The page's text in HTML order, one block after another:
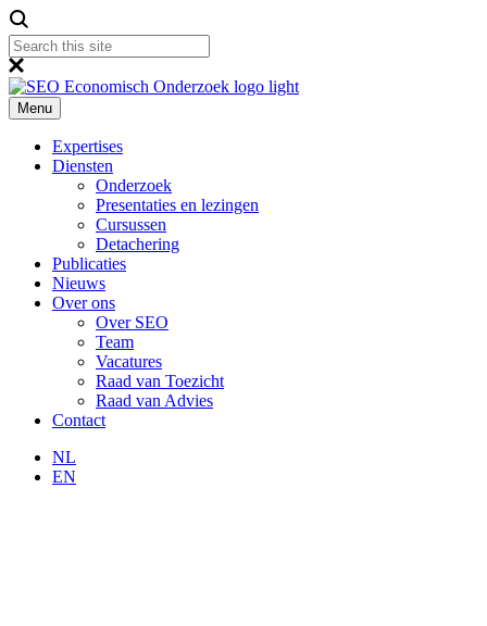
Menu
Expertises
Diensten
Onderzoek
Presentaties en lezingen
Cursussen
Detachering
Publicaties
Nieuws
Over ons
Over SEO
Team
Vacatures
Raad van Toezicht
Raad van Advies
Contact
NL
EN